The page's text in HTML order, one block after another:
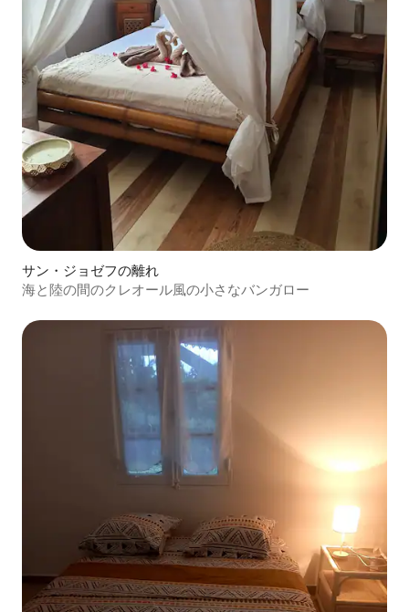
サン・ジョゼフの離れ
海と陸の間のクレオール風の小さなバンガロー